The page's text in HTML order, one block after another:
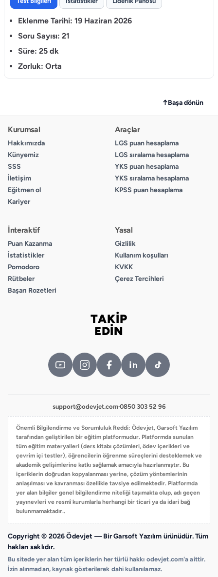
4.
5.
A
B
C
A
B
C
D
7.
D
B
D
10.
B
D
Eklenme Tarihi: 19 Haziran 2026
Soru Sayısı: 21
Süre: 25 dk
Zorluk: Orta
↑Başa dönün
Kurumsal
Hakkımızda
Künyemiz
SSS
İletişim
Eğitmen ol
Kariyer
Araçlar
LGS puan hesaplama
LGS sıralama hesaplama
YKS puan hesaplama
YKS sıralama hesaplama
KPSS puan hesaplama
İnteraktif
Puan Kazanma
İstatistikler
Pomodoro
Rütbeler
Başarı Rozetleri
Yasal
Gizlilik
Kullanım koşulları
KVKK
Çerez Tercihleri
TAKİP
EDİN
support@odevjet.com·0850 303 52 96
Önemli Bilgilendirme ve Sorumluluk Reddi: Ödevjet, Garsoft Yazılım
tarafından geliştirilen bir eğitim platformudur. Platformda sunulan
tüm eğitim materyalleri (ders kitabı çözümleri, ödev içerikleri ve
çevrim içi testler), öğrencilerin öğrenme süreçlerini desteklemek ve
akademik gelişimlerine katkı sağlamak amacıyla hazırlanmıştır. Bu
içeriklerin doğrudan kopyalanması yerine, çözüm yöntemlerinin
anlaşılması ve kavranması özellikle tavsiye edilmektedir. Platformda
yer alan bilgiler genel bilgilendirme niteliği taşımakta olup, adı geçen
yayınevleri ve resmî kurumlarla herhangi bir ticari ya da idari bağ
bulunmamaktadır..
Copyright © 2026 Ödevjet — Bir Garsoft Yazılım ürünüdür. Tüm
hakları saklıdır.
Bu sitede yer alan tüm içeriklerin her türlü hakkı odevjet.com'a aittir.
İzin alınmadan, kaynak gösterilerek dahi kullanılamaz.